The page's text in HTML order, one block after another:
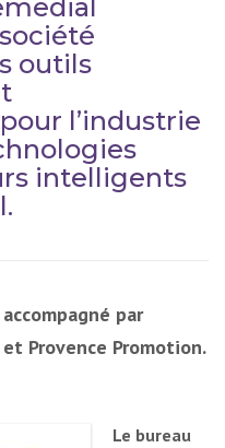
outils
l’industrie
intelligents
par
Provence Promotion.
Le bureau